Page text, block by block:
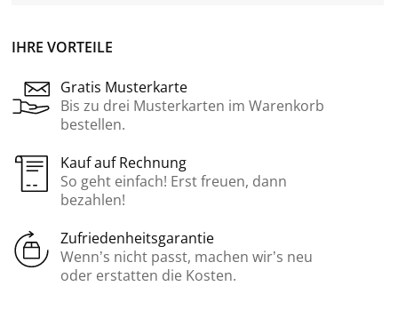
IHRE VORTEILE
Gratis Musterkarte
Bis zu drei Musterkarten im Warenkorb
bestellen.
Kauf auf Rechnung
So geht einfach! Erst freuen, dann
bezahlen!
Zufriedenheitsgarantie
Wenn’s nicht passt, machen wir’s neu
oder erstatten die Kosten.